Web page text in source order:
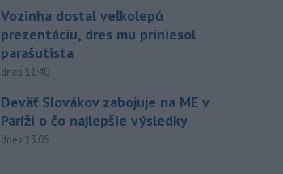
Vozinha dostal veľkolepú
prezentáciu, dres mu priniesol
parašutista
dnes 11:40
Deväť Slovákov zabojuje na ME v
Paríži o čo najlepšie výsledky
dnes 13:05